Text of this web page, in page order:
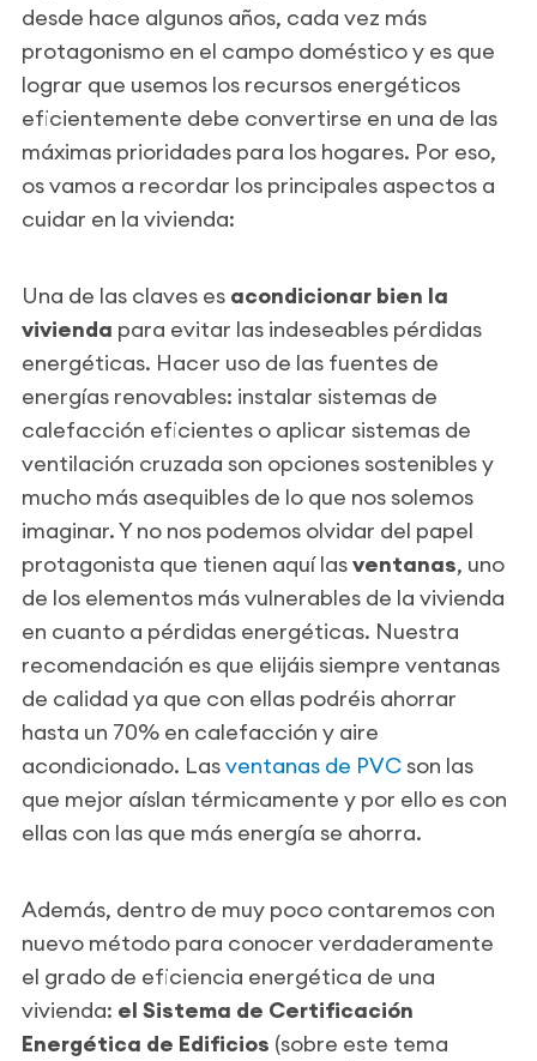
desde hace algunos años, cada vez más
protagonismo en el campo doméstico y es que
lograr que usemos los recursos energéticos
eficientemente debe convertirse en una de las
máximas prioridades para los hogares. Por eso,
os vamos a recordar los principales aspectos a
cuidar en la vivienda:
Una de las claves es acondicionar bien la
vivienda para evitar las indeseables pérdidas
energéticas. Hacer uso de las fuentes de
energías renovables: instalar sistemas de
calefacción eficientes o aplicar sistemas de
ventilación cruzada son opciones sostenibles y
mucho más asequibles de lo que nos solemos
imaginar. Y no nos podemos olvidar del papel
protagonista que tienen aquí lasventanas, uno
de los elementos más vulnerables de la vivienda
en cuanto a pérdidas energéticas. Nuestra
recomendación es que elijáis siempre ventanas
de calidad ya que con ellas podréis ahorrar
hasta un 70% en calefacción y aire
acondicionado. Lasventanas de PVCson las
que mejor aíslan térmicamente y por ello es con
ellas con las que más energía se ahorra.
Además, dentro de muy poco contaremos con
nuevo método para conocer verdaderamente
el grado de eficiencia energética de una
vivienda: el Sistema de Certificación
Energética de Edificios (sobre este tema